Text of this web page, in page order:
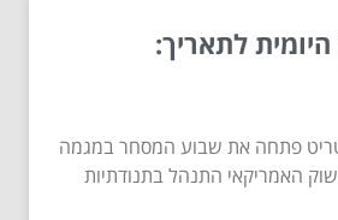
לתאריך:
פתחה את שבוע המסחר במגמה
האמריקאי התנהל בתנודתיות